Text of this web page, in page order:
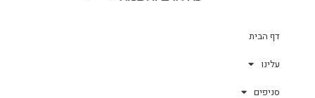
דף הבית
עלינו
סניפים